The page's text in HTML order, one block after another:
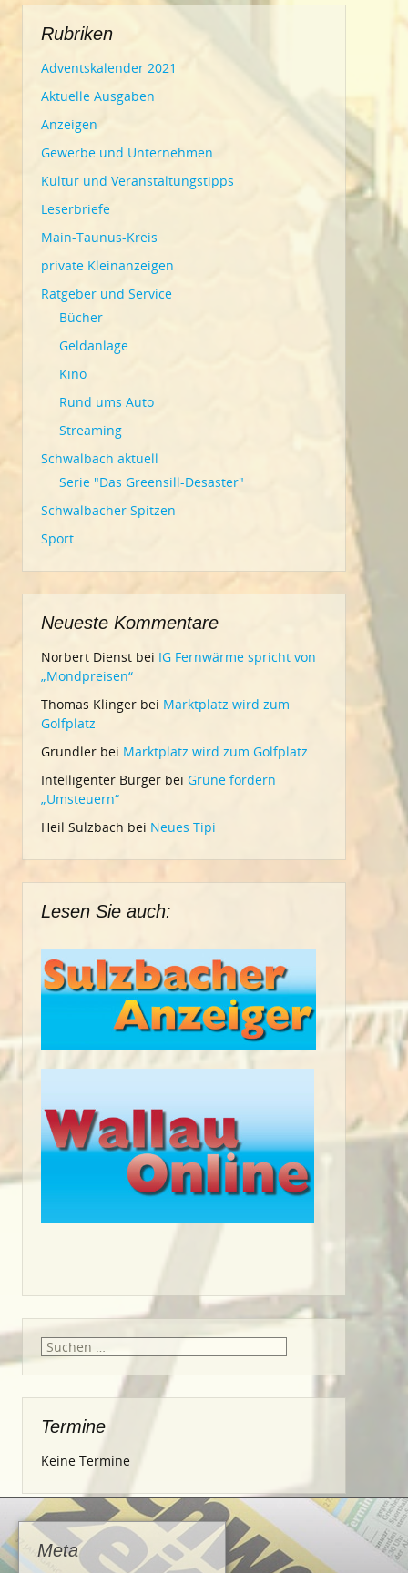
Rubriken
Adventskalender 2021
Aktuelle Ausgaben
Anzeigen
Gewerbe und Unternehmen
Kultur und Veranstaltungstipps
Leserbriefe
Main-Taunus-Kreis
private Kleinanzeigen
Ratgeber und Service
Bücher
Geldanlage
Kino
Rund ums Auto
Streaming
Schwalbach aktuell
Serie "Das Greensill-Desaster"
Schwalbacher Spitzen
Sport
Neueste Kommentare
Norbert Dienst bei IG Fernwärme spricht von
„Mondpreisen“
Thomas Klinger bei Marktplatz wird zum
Golfplatz
Grundler bei Marktplatz wird zum Golfplatz
Intelligenter Bürger bei Grüne fordern
„Umsteuern“
Heil Sulzbach bei Neues Tipi
Lesen Sie auch:
Suche
Termine
Keine Termine
Meta